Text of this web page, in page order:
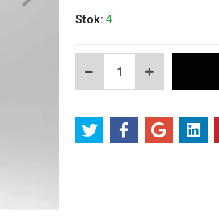
Stok: 4